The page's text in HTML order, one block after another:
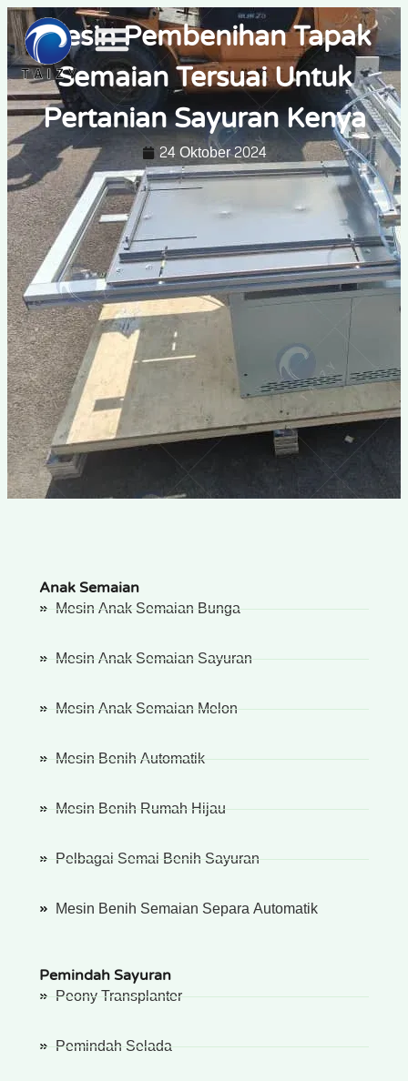
Mesin Pembenihan Tapak
Semaian Tersuai Untuk
Pertanian Sayuran Kenya
24 Oktober 2024
Anak Semaian
Mesin Anak Semaian Bunga
Mesin Anak Semaian Sayuran
Mesin Anak Semaian Melon
Mesin Benih Automatik
Mesin Benih Rumah Hijau
Pelbagai Semai Benih Sayuran
Mesin Benih Semaian Separa Automatik
Pemindah Sayuran
Peony Transplanter
Pemindah Selada